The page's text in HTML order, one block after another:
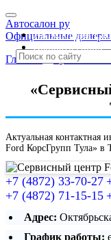
Автосалон ру
Официальные дилеры
Автосалоны
Выбрать город
Главная » Тульская
Актуальная контактная
Ford КорсГрупп Тула» в
+7 (4872) 33-70-27
+7 (4872) 71-15-15
Адрес:
График работы: